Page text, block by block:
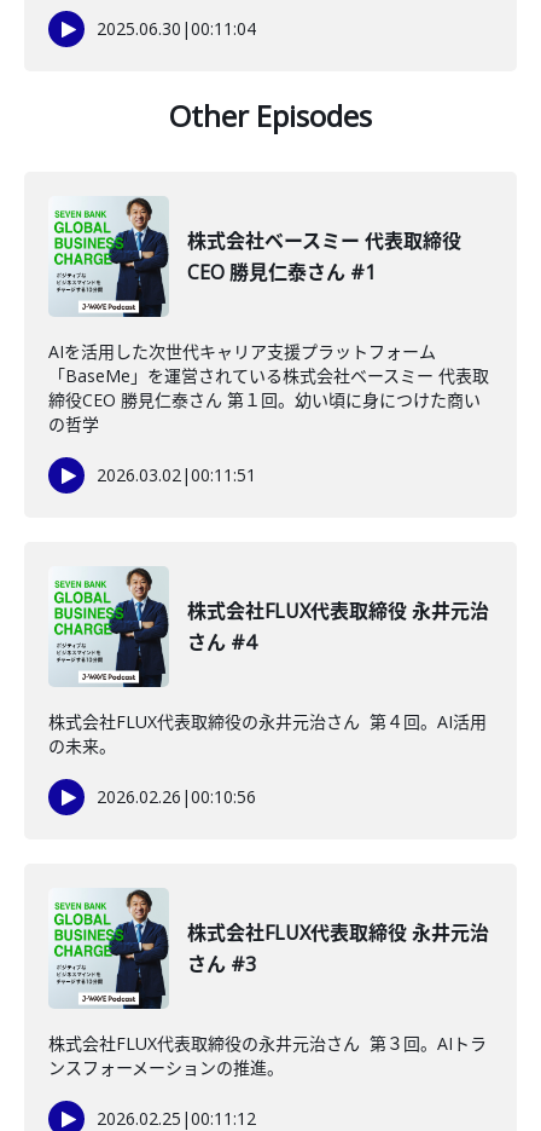
2025.06.30 |00:11:04
Other Episodes
株式会社ベースミー 代表取締役
CEO 勝見仁泰さん #1
AIを活用した次世代キャリア支援プラットフォーム
「BaseMe」を運営されている株式会社ベースミー 代表取
締役CEO 勝見仁泰さん 第１回。幼い頃に身につけた商い
の哲学
2026.03.02|00:11:51
株式会社FLUX代表取締役 永井元治
さん #4
株式会社FLUX代表取締役の永井元治さん 第４回。AI活用
の未来。
2026.02.26 |00:10:56
株式会社FLUX代表取締役 永井元治
さん #3
株式会社FLUX代表取締役の永井元治さん 第３回。AIトラ
ンスフォーメーションの推進。
2026.02.25 |00:11:12